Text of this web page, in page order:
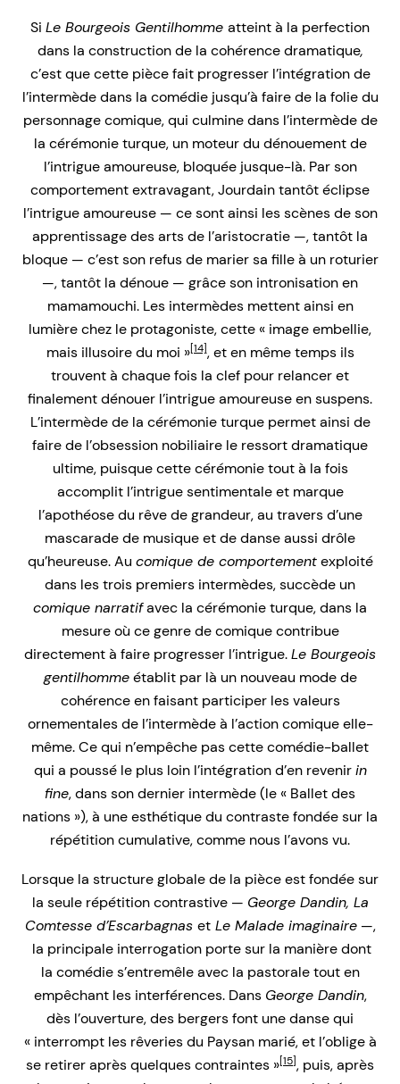
Si Le Bourgeois Gentilhomme atteint à la perfection
dans la construction de la cohérence dramatique,
c’est que cette pièce fait progresser l’intégration de
l’intermède dans la comédie jusqu’à faire de la folie du
personnage comique, qui culmine dans l’intermède de
la cérémonie turque, un moteur du dénouement de
l’intrigue amoureuse, bloquée jusque-là. Par son
comportement extravagant, Jourdain tantôt éclipse
l’intrigue amoureuse — ce sont ainsi les scènes de son
apprentissage des arts de l’aristocratie —, tantôt la
bloque — c’est son refus de marier sa fille à un roturier
—, tantôt la dénoue — grâce son intronisation en
mamamouchi. Les intermèdes mettent ainsi en
lumière chez le protagoniste, cette « image embellie,
mais illusoire du moi »[14], et en même temps ils
trouvent à chaque fois la clef pour relancer et
finalement dénouer l’intrigue amoureuse en suspens.
L’intermède de la cérémonie turque permet ainsi de
faire de l’obsession nobiliaire le ressort dramatique
ultime, puisque cette cérémonie tout à la fois
accomplit l’intrigue sentimentale et marque
l’apothéose du rêve de grandeur, au travers d’une
mascarade de musique et de danse aussi drôle
qu’heureuse. Au comique de comportementexploité
dans les trois premiers intermèdes, succède un
comique narratifavec la cérémonie turque, dans la
mesure où ce genre de comique contribue
directement à faire progresser l’intrigue.Le Bourgeois
gentilhommeétablit par là un nouveau mode de
cohérence en faisant participer les valeurs
ornementales de l’intermède à l’action comique elle-
même. Ce qui n’empêche pas cette comédie-ballet
qui a poussé le plus loin l’intégration d’en revenirin
fine, dans son dernier intermède (le « Ballet des
nations »), à une esthétique du contraste fondée sur la
répétition cumulative, comme nous l’avons vu.
Lorsque la structure globale de la pièce est fondée sur
la seule répétition contrastive — George Dandin, La
Comtesse d’Escarbagnas etLe Malade imaginaire—,
la principale interrogation porte sur la manière dont
la comédie s’entremêle avec la pastorale tout en
empêchant les interférences. Dans George Dandin,
dès l’ouverture, des bergers font une danse qui
« interrompt les rêveries du Paysan marié, et l’oblige à
se retirer après quelques contraintes »[15], puis, après